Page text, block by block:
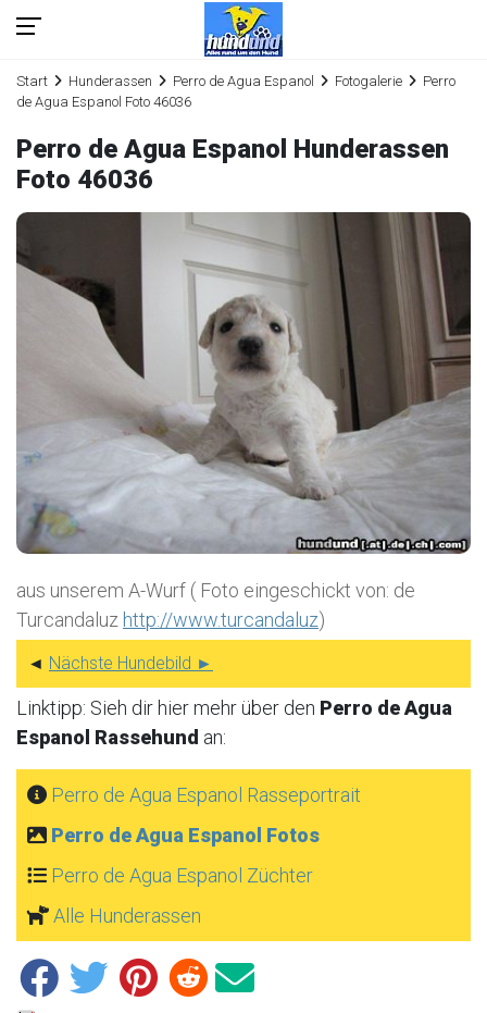
Start Hunderassen Perro de Agua Espanol Fotogalerie
Perro
de Agua Espanol Foto 46036
Perro de Agua Espanol Hunderassen
Foto 46036
aus unserem A-Wurf ( Foto eingeschickt von: de
Turcandaluz http://www.turcandaluz)
◄ Nächste Hundebild ►
Linktipp: Sieh dir hier mehr über den Perro de Agua
Espanol Rassehund an:
Perro de Agua Espanol Rasseportrait
Perro de Agua Espanol Fotos
Perro de Agua Espanol Züchter
Alle Hunderassen